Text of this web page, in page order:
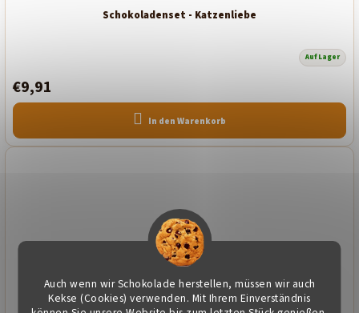
Auch wenn wir Schokolade herstellen, müssen wir auch
Kekse (Cookies) verwenden. Mit Ihrem Einverständnis
Schokoladenset - Katzenliebe
Auf Lager
€9,91
In den Warenkorb